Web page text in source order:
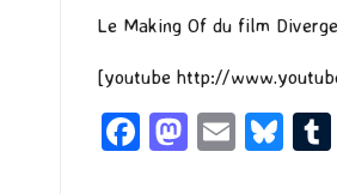
Le Making Of du film
[youtube http://
Fa M E
Bl